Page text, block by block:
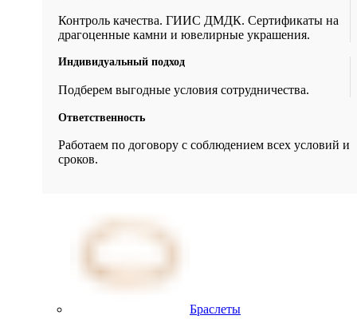
Контроль качества. ГИИС ДМДК. Сертификаты на
драгоценные камни и ювелирные украшения.
Индивидуальный подход
Подберем выгодные условия сотрудничества.
Ответственность
Работаем по договору с соблюдением всех условий и
сроков.
Браслеты